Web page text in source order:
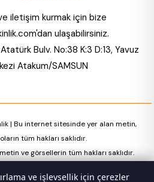
iletişim kurmak için bize
'dan ulaşabilirsiniz.
Bulv. No:38 K:3 D:13, Yavuz
Atakum/SAMSUN
| Bu internet sitesinde yer alan metin,
tüm hakları saklıdır.
ve görsellerin tüm hakları saklıdır.
ve işlevsellik için çerezler